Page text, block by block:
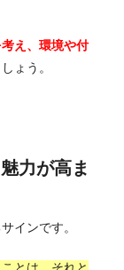
え、環境や付
ょう。
力が高ま
インです。